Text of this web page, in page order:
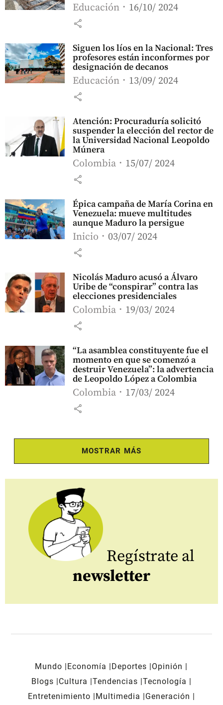
Educación 16/10/ 2024
share
Siguen los líos en la Nacional: Tres
profesores están inconformes por
designación de decanos
Educación 13/09/ 2024
share
Atención: Procuraduría solicitó
suspender la elección del rector de
la Universidad Nacional Leopoldo
Múnera
Colombia 15/07/ 2024
share
Épica campaña de María Corina en
Venezuela: mueve multitudes
aunque Maduro la persigue
Inicio 03/07/ 2024
share
Nicolás Maduro acusó a Álvaro
Uribe de “conspirar” contra las
elecciones presidenciales
Colombia 19/03/ 2024
share
“La asamblea constituyente fue el
momento en que se comenzó a
destruir Venezuela”: la advertencia
de Leopoldo López a Colombia
Colombia 17/03/ 2024
share
MOSTRAR MÁS
Regístrate al
newsletter
Mundo Economía Deportes
Opinión
Blogs
Cultura Tendencias Tecnología
Entretenimiento
Multimedia
Generación